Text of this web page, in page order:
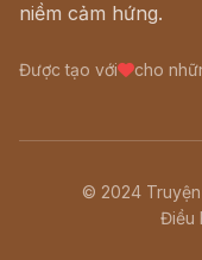
niềm cảm hứng.
Được tạo với cho
© 2024
Điều